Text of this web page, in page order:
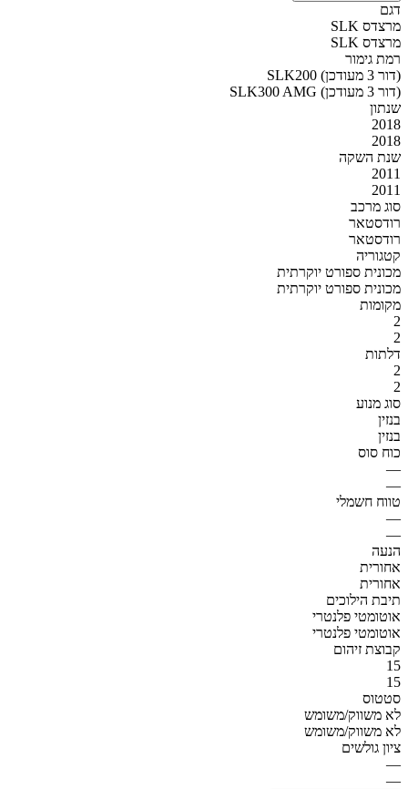
דגם
מרצדס SLK
מרצדס SLK
רמת גימור
SLK200 (דור 3 מעודכן)
SLK300 AMG (דור 3 מעודכן)
שנתון
2018
2018
שנת השקה
2011
2011
סוג מרכב
רודסטאר
רודסטאר
קטגוריה
מכונית ספורט יוקרתית
מכונית ספורט יוקרתית
מקומות
2
2
דלתות
2
2
סוג מנוע
בנזין
בנזין
כוח סוס
—
—
טווח חשמלי
—
—
הנעה
אחורית
אחורית
תיבת הילוכים
אוטומטי פלנטרי
אוטומטי פלנטרי
קבוצת זיהום
15
15
סטטוס
לא משווק/משומש
לא משווק/משומש
ציון גולשים
—
—